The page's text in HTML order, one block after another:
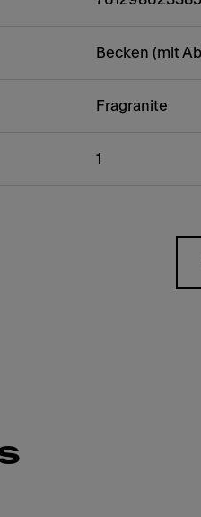
Becken (mit
Fragranite
1